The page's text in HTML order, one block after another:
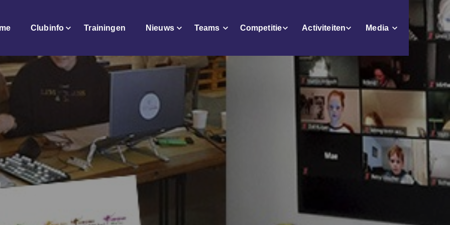
Clubinfo Trainingen Nieuws Teams Competitie Activiteiten Media